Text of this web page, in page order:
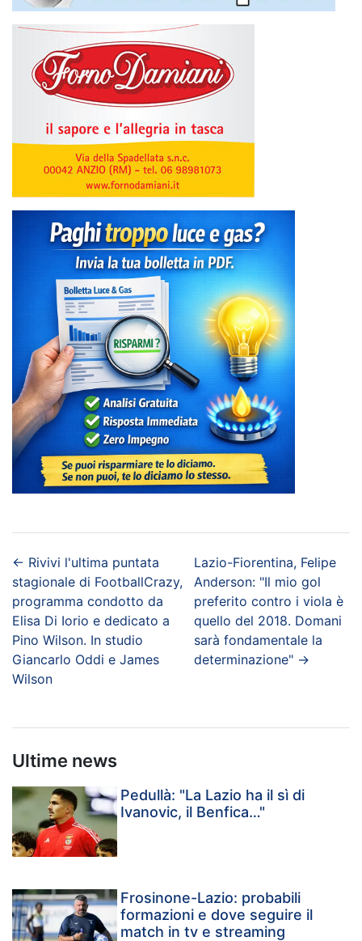
← Rivivi l'ultima puntata
stagionale di FootballCrazy,
programma condotto da
Elisa Di Iorio e dedicato a
Pino Wilson. In studio
Giancarlo Oddi e James
Wilson
Lazio-Fiorentina, Felipe
Anderson: "Il mio gol
preferito contro i viola è
quello del 2018. Domani
sarà fondamentale la
determinazione" →
Ultime news
Pedullà: "La Lazio ha il sì di
Ivanovic, il Benfica…"
Frosinone-Lazio: probabili
formazioni e dove seguire il
match in tv e streaming